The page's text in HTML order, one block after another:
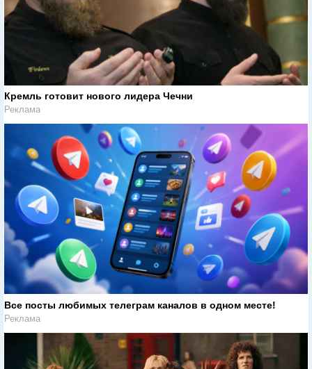
Кремль готовит нового лидера Чечни
Реклама
Все посты любимых телеграм каналов в одном месте!
Реклама